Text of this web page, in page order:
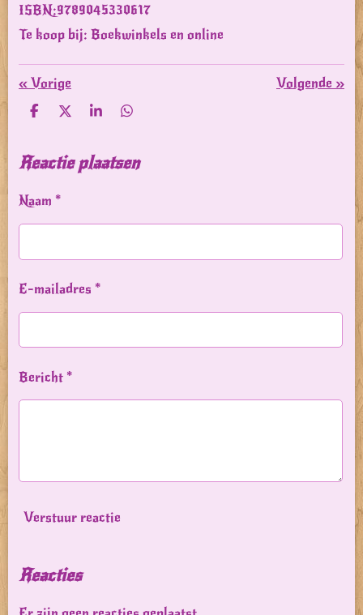
ISBN:9789045330617
Te koop bij: Boekwinkels en online
«Vorige Volgende »
D
e
n
D
l
S
r
e
D
e
n
Reactie plaatsen
Naam *
E-mailadres *
Bericht *
Verstuur reactie
Reacties